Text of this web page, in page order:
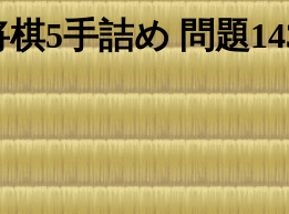
5手詰め 問題